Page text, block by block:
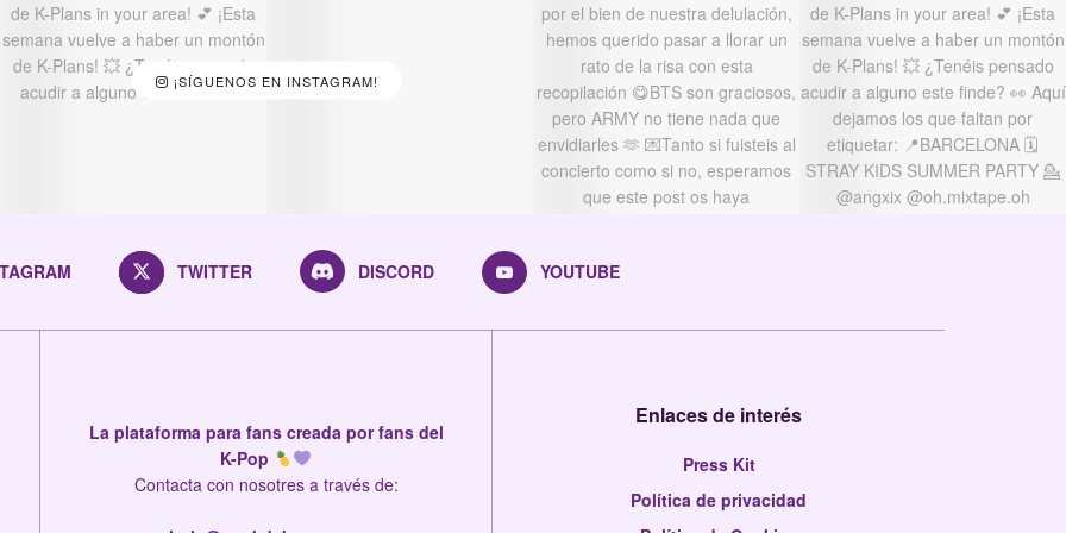
¡SÍGUENOS EN INSTAGRAM!
TWITTER DISCORD YOUTUBE
La plataforma para fans creada por fans del
K-Pop
Contacta con nosotres a través de:
Enlaces de interés
Press Kit
Política de privacidad